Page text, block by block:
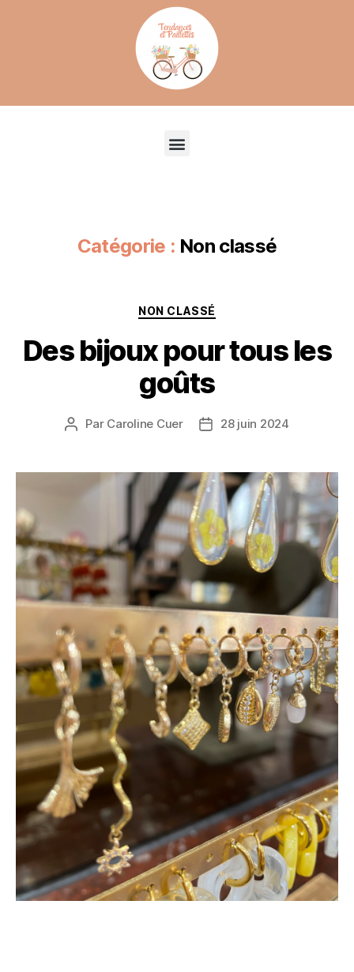
Catégorie : Non classé
NON CLASSÉ
Des bijoux pour tous les
goûts
Par Caroline Cuer 28 juin 2024